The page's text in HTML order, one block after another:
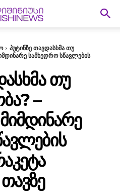
პუტინზე თავდასხმა თუ
სამხედრო სწავლების
ᲗᲣ
–